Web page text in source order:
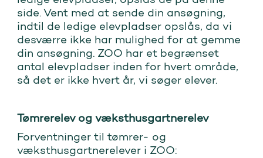
side. Vent med at sende din ansøgning,
indtil de ledige elevpladser opslås, da vi
desværre ikke har mulighed for at gemme
din ansøgning. ZOO har et begrænset
antal elevpladser inden for hvert område,
så det er ikke hvert år, vi søger elever.
Tømrerelev og væksthusgartnerelev
Forventninger til tømrer- og
væksthusgartnerelever i ZOO: